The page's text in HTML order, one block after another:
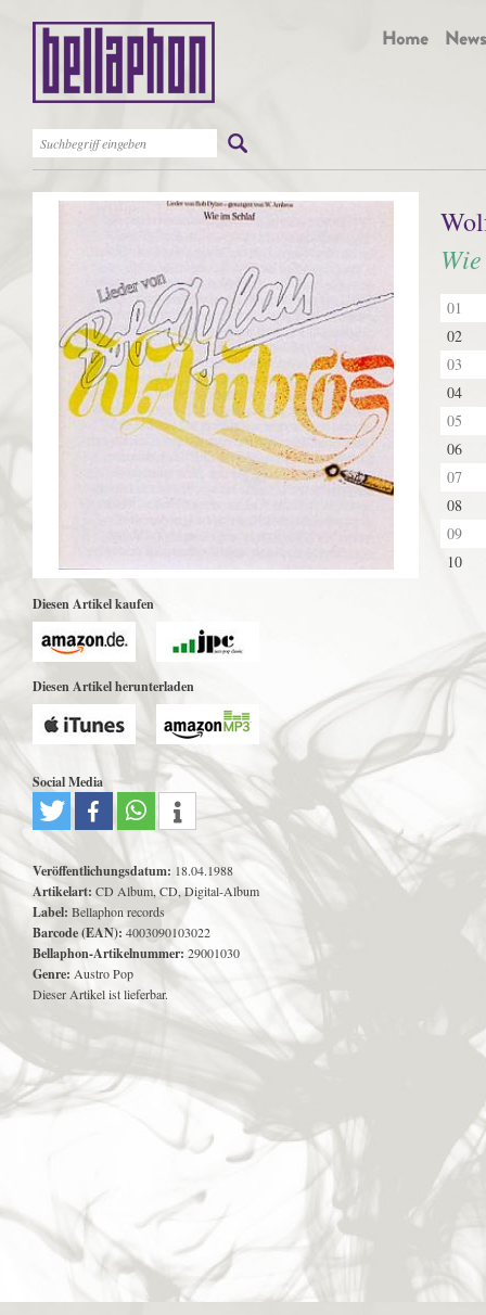
Diesen Artikel kaufen
Diesen Artikel herunterladen
Social Media
Veröffentlichungsdatum: 18.04.1988
Artikelart: CD Album, CD, Digital-Album
Label: Bellaphon records
Barcode (EAN): 4003090103022
Bellaphon-Artikelnummer: 29001030
Genre: Austro Pop
Dieser Artikel ist lieferbar.
01
02
03
04
05
06
07
08
09
10